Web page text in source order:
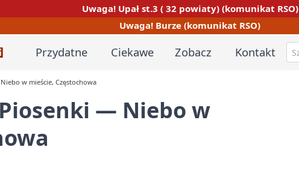
Uwaga! Upał st.3 ( 32 powiaty) (komunikat RSO)
Uwaga! Burze (komunikat RSO)
Przydatne Ciekawe Zobacz Kontakt
w mieście, Częstochowa
— Niebo w